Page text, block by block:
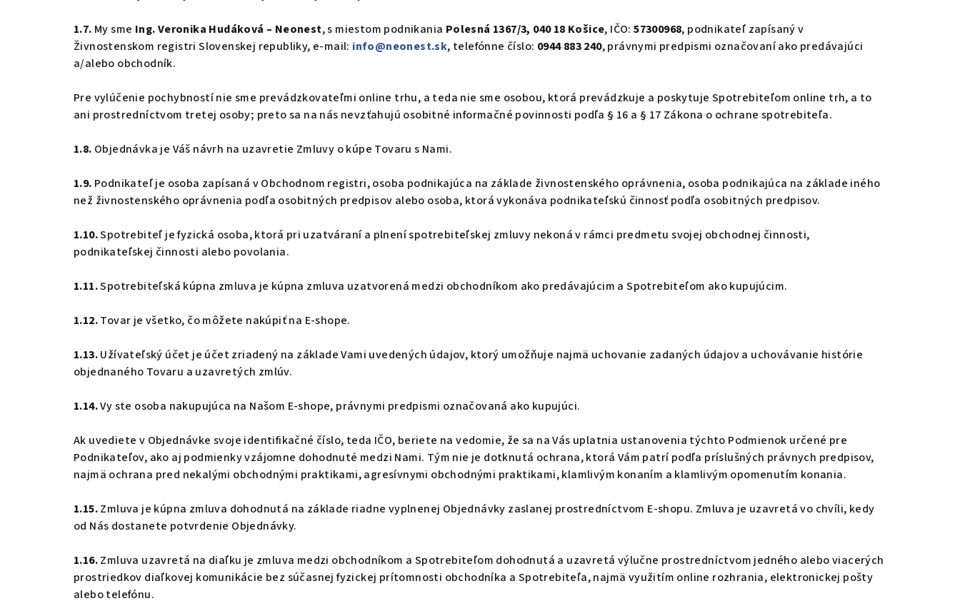
1.7. My sme Ing. Veronika Hudáková – Neonest, s miestom podnikania Polesná 1367/3, 040 18 Košice, IČO:57300968, podnikateľ zapísaný v
Živnostenskom registri Slovenskej republiky, e-mail: info@neonest.sk, telefónne číslo: 0944 883 240, právnymi predpismi označovaní ako predávajúci
a/alebo obchodník.
Pre vylúčenie pochybností nie sme prevádzkovateľmi online trhu, a teda nie sme osobou, ktorá prevádzkuje a poskytuje Spotrebiteľom online trh, a to
ani prostredníctvom tretej osoby; preto sa na nás nevzťahujú osobitné informačné povinnosti podľa § 16 a § 17 Zákona o ochrane spotrebiteľa.
1.8. Objednávka je Váš návrh na uzavretie Zmluvy o kúpe Tovaru s Nami.
1.9. Podnikateľ je osoba zapísaná v Obchodnom registri, osoba podnikajúca na základe živnostenského oprávnenia, osoba podnikajúca na základe iného
než živnostenského oprávnenia podľa osobitných predpisov alebo osoba, ktorá vykonáva podnikateľskú činnosť podľa osobitných predpisov.
1.10.Spotrebiteľ je fyzická osoba, ktorá pri uzatváraní a plnení spotrebiteľskej zmluvy nekoná v rámci predmetu svojej obchodnej činnosti,
podnikateľskej činnosti alebo povolania.
1.11.Spotrebiteľská kúpna zmluva je kúpna zmluva uzatvorená medzi obchodníkom ako predávajúcim a Spotrebiteľom ako kupujúcim.
1.12.Tovar je všetko, čo môžete nakúpiť na E-shope.
1.13.Užívateľský účet je účet zriadený na základe Vami uvedených údajov, ktorý umožňuje najmä uchovanie zadaných údajov a uchovávanie histórie
objednaného Tovaru a uzavretých zmlúv.
1.14.Vy ste osoba nakupujúca na Našom E-shope, právnymi predpismi označovaná ako kupujúci.
Ak uvediete v Objednávke svoje identifikačné číslo, teda IČO, beriete na vedomie, že sa na Vás uplatnia ustanovenia týchto Podmienok určené pre
Podnikateľov, ako aj podmienky vzájomne dohodnuté medzi Nami. Tým nie je dotknutá ochrana, ktorá Vám patrí podľa príslušných právnych predpisov,
najmä ochrana pred nekalými obchodnými praktikami, agresívnymi obchodnými praktikami, klamlivým konaním a klamlivým opomenutím konania.
1.15.Zmluva je kúpna zmluva dohodnutá na základe riadne vyplnenej Objednávky zaslanej prostredníctvom E-shopu. Zmluva je uzavretá vo chvíli, kedy
od Nás dostanete potvrdenie Objednávky.
1.16.Zmluva uzavretá na diaľku je zmluva medzi obchodníkom a Spotrebiteľom dohodnutá a uzavretá výlučne prostredníctvom jedného alebo viacerých
prostriedkov diaľkovej komunikácie bez súčasnej fyzickej prítomnosti obchodníka a Spotrebiteľa, najmä využitím online rozhrania, elektronickej pošty
alebo telefónu.